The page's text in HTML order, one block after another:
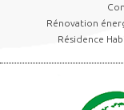
Rénovation
Résidence